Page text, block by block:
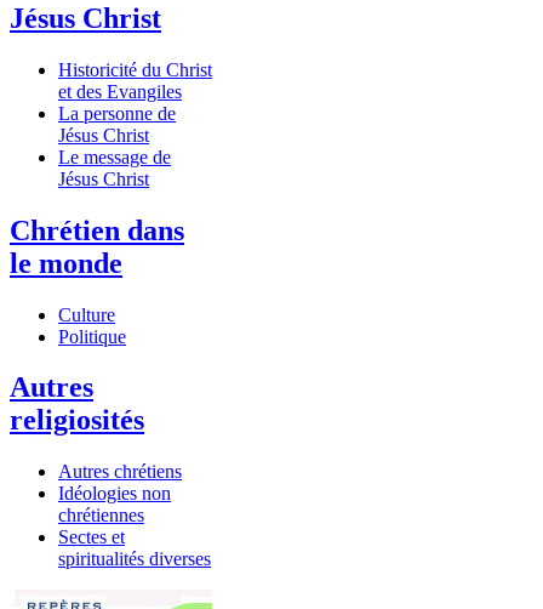
Jésus Christ
Historicité du Christ
et des Evangiles
La personne de
Jésus Christ
Le message de
Jésus Christ
Chrétien dans
le monde
Culture
Politique
Autres
religiosités
Autres chrétiens
Idéologies non
chrétiennes
Sectes et
spiritualités diverses